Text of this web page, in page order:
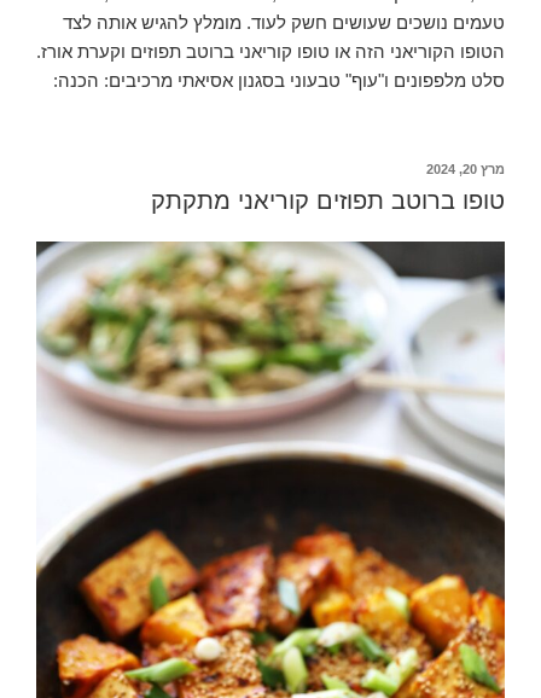
טעמים נושכים שעושים חשק לעוד. מומלץ להגיש אותה לצד
הטופו הקוריאני הזה או טופו קוריאני ברוטב תפוזים וקערת אורז.
סלט מלפפונים ו"עוף" טבעוני בסגנון אסיאתי מרכיבים: הכנה:
פורסם
מרץ 20, 2024
טופו ברוטב תפוזים קוריאני מתקתק